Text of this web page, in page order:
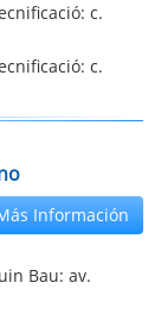
c.
c.
Información
Bau: av.